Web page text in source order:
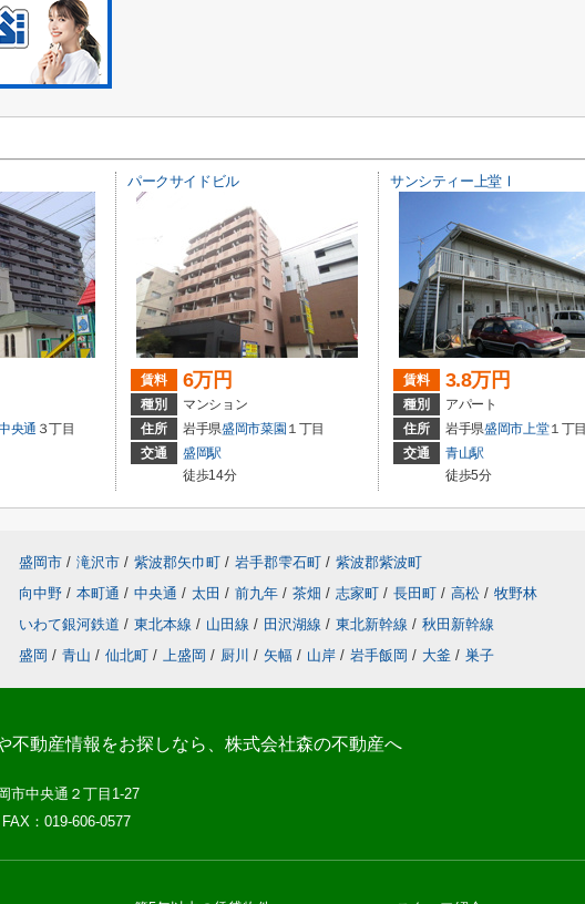
央通 ３丁目
パークサイドビル
賃料 6万円
種別
マンション
住所
岩手県盛岡市菜園 １丁目
交通
盛岡駅
徒歩14分
サンシティー上堂Ⅰ
賃料 3.8万円
種別
アパート
住所
岩手県盛岡市上堂１丁目
交通
青山駅
徒歩5分
盛岡市 / 滝沢市 / 紫波郡矢巾町 / 岩手郡雫石町 / 紫波郡紫波町
向中野 / 本町通 / 中央通 / 太田 / 前九年 / 茶畑 / 志家町 / 長田町 / 高松 / 牧野林
いわて銀河鉄道 / 東北本線 / 山田線 / 田沢湖線 / 東北新幹線 / 秋田新幹線
盛岡 / 青山 / 仙北町 / 上盛岡 / 厨川 / 矢幅 / 山岸 / 岩手飯岡 / 大釜 / 巣子
不動産情報をお探しなら、株式会社森の不動産へ
市中央通２丁目1-27
：019-606-0577